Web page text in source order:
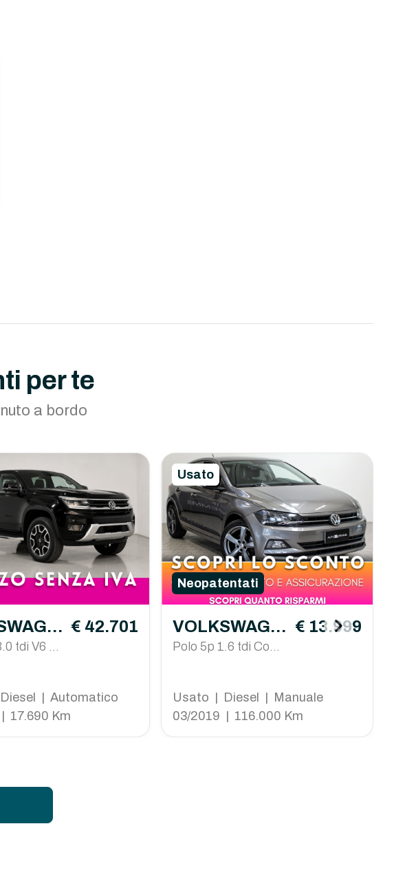
per te
a bordo
tdi V6 St
€ 42.701
| Automatico
17.690 Km
Usato
Neopatentati
VOLKSWAGE
N Polo
Polo 5p 1.6 tdi Comf
€ 13.999
Usato | Diesel | Manuale
03/2019 | 116.000 Km